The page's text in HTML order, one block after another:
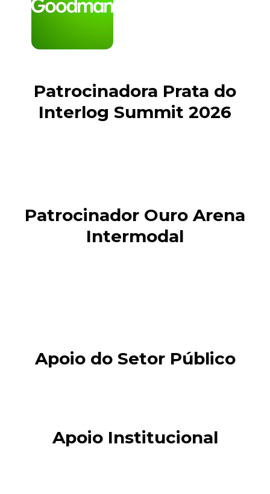
Patrocinadora Prata do
Interlog Summit 2026
Patrocinador Ouro Arena
Intermodal
Apoio do Setor Público
Apoio Institucional